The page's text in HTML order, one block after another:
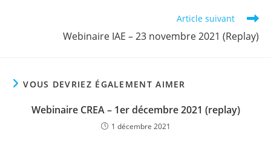
Article suivant
Webinaire IAE – 23 novembre 2021 (Replay)
VOUS DEVRIEZ ÉGALEMENT AIMER
Webinaire CREA – 1er décembre 2021 (replay)
1 décembre 2021